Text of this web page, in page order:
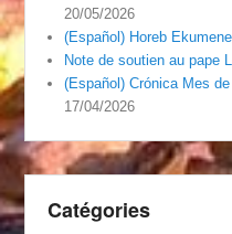
20/05/2026
(Español) Horeb
Note de soutien au pape
(Español) Crónica Mes
17/04/2026
Catégories